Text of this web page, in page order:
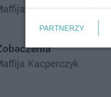
Kacperczyk
PARTNERZY